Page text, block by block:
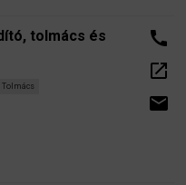
tolmács és
Tolmács
call
open_in_new
email